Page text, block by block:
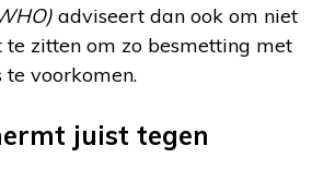
adviseert dan ook om niet
zitten om zo besmetting met
te voorkomen.
juist tegen